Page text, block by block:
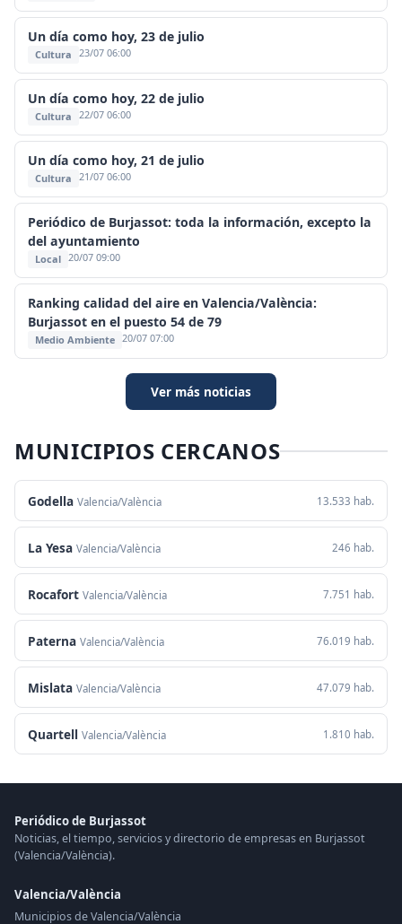
Un día como hoy, 23 de julio
Cultura 23/07 06:00
Un día como hoy, 22 de julio
Cultura 22/07 06:00
Un día como hoy, 21 de julio
Cultura 21/07 06:00
Periódico de Burjassot: toda la información, excepto la
del ayuntamiento
Local 20/07 09:00
Ranking calidad del aire en Valencia/València:
Burjassot en el puesto 54 de 79
Medio Ambiente 20/07 07:00
Ver más noticias
MUNICIPIOS CERCANOS
Godella Valencia/València 13.533 hab.
La Yesa Valencia/València 246 hab.
Rocafort Valencia/València 7.751 hab.
Paterna Valencia/València 76.019 hab.
Mislata Valencia/València 47.079 hab.
Quartell Valencia/València 1.810 hab.
Periódico de Burjassot
Noticias, el tiempo, servicios y directorio de empresas en Burjassot
(Valencia/València).
Valencia/València
Municipios de Valencia/València